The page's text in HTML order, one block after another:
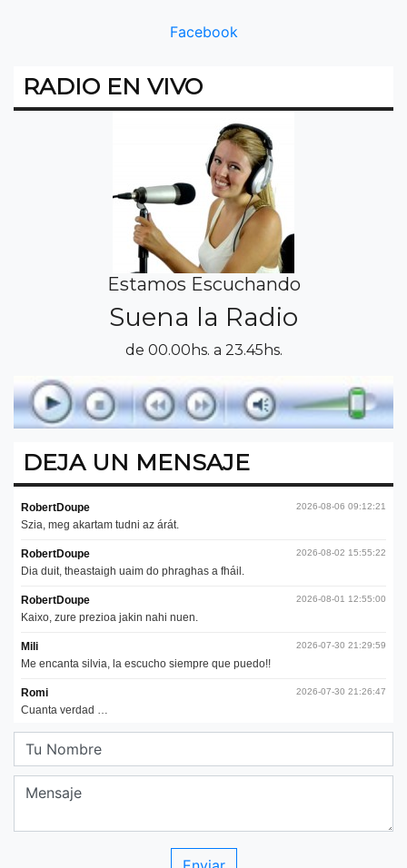
Facebook
RADIO EN VIVO
Estamos Escuchando
Suena la Radio
de 00.00hs. a 23.45hs.
DEJA UN MENSAJE